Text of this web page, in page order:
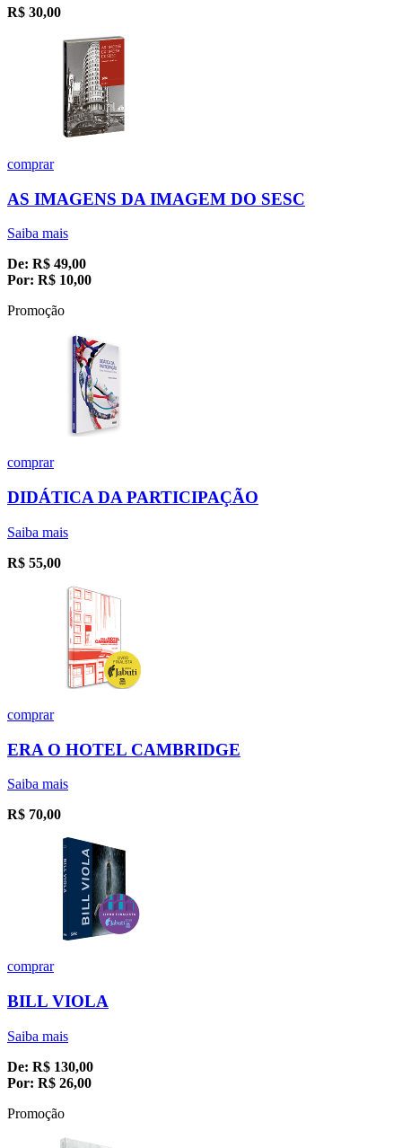
R$ 30,00
comprar
AS IMAGENS DA IMAGEM DO SESC
Saiba mais
De: R$ 49,00
Por: R$ 10,00
Promoção
comprar
DIDÁTICA DA PARTICIPAÇÃO
Saiba mais
R$ 55,00
comprar
ERA O HOTEL CAMBRIDGE
Saiba mais
R$ 70,00
comprar
BILL VIOLA
Saiba mais
De: R$ 130,00
Por: R$ 26,00
Promoção